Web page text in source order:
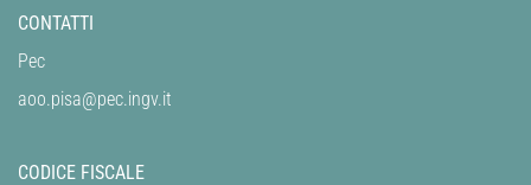
CONTATTI
Pec
aoo.pisa@pec.ingv.it
CODICE FISCALE